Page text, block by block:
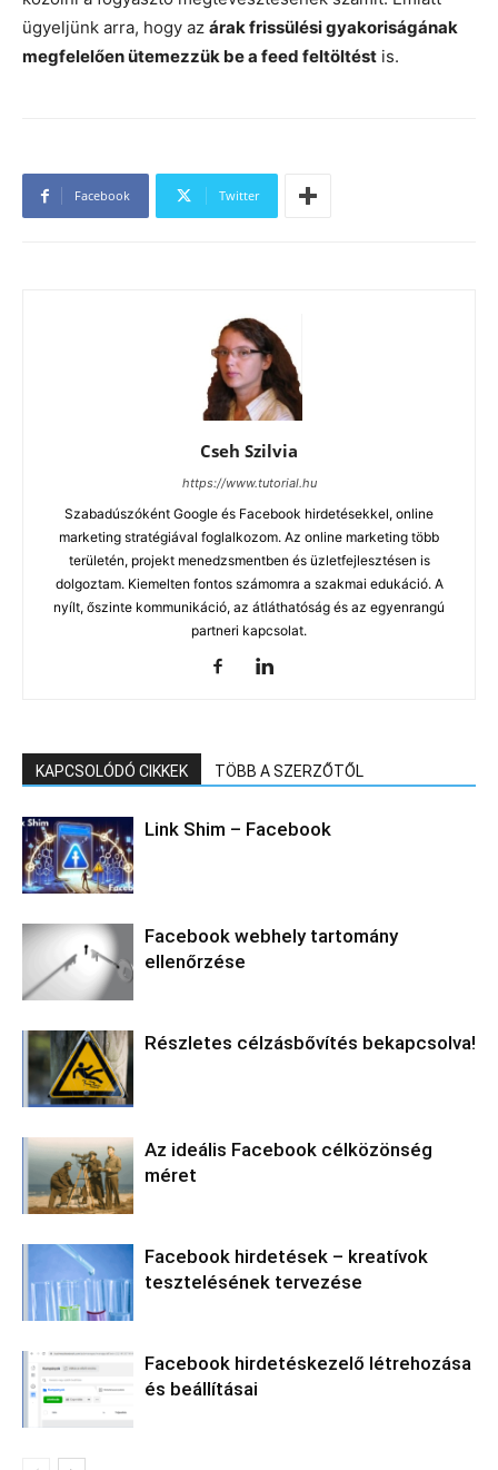
ügyeljünk arra, hogy az árak frissülési gyakoriságának
megfelelően ütemezzük be a feed feltöltést is.
Facebook Twitter
Cseh Szilvia
https://www.tutorial.hu
Szabadúszóként Google és Facebook hirdetésekkel, online
marketing stratégiával foglalkozom. Az online marketing több
területén, projekt menedzsmentben és üzletfejlesztésen is
dolgoztam. Kiemelten fontos számomra a szakmai edukáció. A
nyílt, őszinte kommunikáció, az átláthatóság és az egyenrangú
partneri kapcsolat.
KAPCSOLÓDÓ CIKKEK TÖBB A SZERZŐTŐL
Link Shim – Facebook
Facebook webhely tartomány
ellenőrzése
Részletes célzásbővítés bekapcsolva!
Az ideális Facebook célközönség
méret
Facebook hirdetések – kreatívok
tesztelésének tervezése
Facebook hirdetéskezelő létrehozása
és beállításai